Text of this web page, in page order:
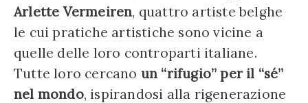
Arlette Vermeiren, quattro artiste belghe
le cui pratiche artistiche sono vicine a
quelle delle loro controparti italiane.
Tutte loro cercano un “rifugio” per il “sé”
nel mondo, ispirandosi alla rigenerazione